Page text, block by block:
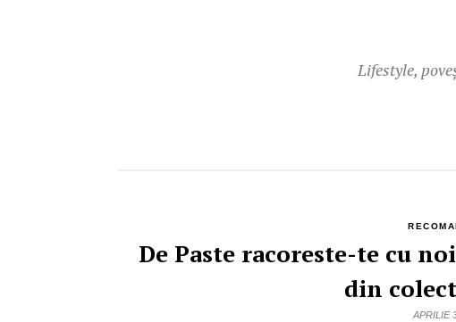
Lifestyle,
De Paste racoreste-te cu
din
APRILIE